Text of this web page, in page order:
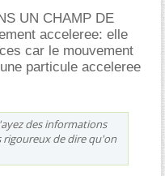
UN CHAMP DE
acceleree: elle
car le mouvement
particule acceleree
des informations
rigoureux de dire qu'on